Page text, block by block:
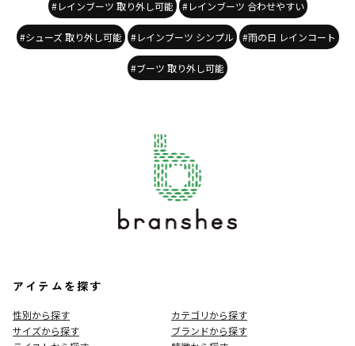
#レインブーツ 取り外し可能 #レインブーツ 合わせやすい
#シューズ 取り外し可能 #レインブーツ シンプル #雨の日 レインコート
#ブーツ 取り外し可能
アイテムを探す
性別から探す
カテゴリから探す
サイズから探す
ブランドから探す